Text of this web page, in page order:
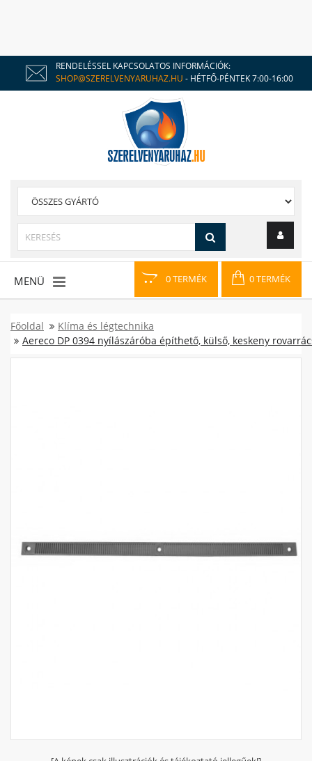
RENDELÉSSEL KAPCSOLATOS INFORMÁCIÓK:
SHOP@SZERELVENYARUHAZ.HU - HÉTFŐ-PÉNTEK 7:00-16:00
0 TERMÉK 0 TERMÉK
MENÜ
Főoldal
Klíma és légtechnika
Aereco DP 0394 nyílászáróba építhető, külső, keskeny